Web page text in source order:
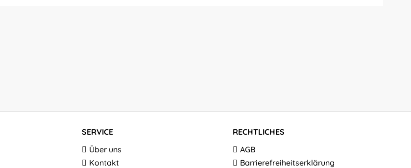
SERVICE
Über uns
Kontakt
RECHTLICHES
AGB
Barrierefreiheitserklärung